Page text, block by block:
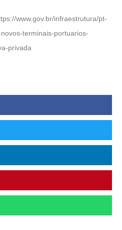
www.gov.br/infraestrutura/pt-
terminais-portuarios-
privada